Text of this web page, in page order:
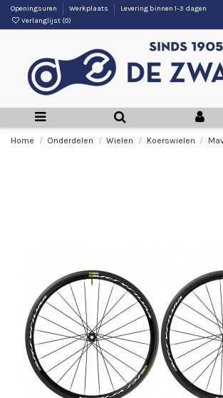
Openingsuren Werkplaats
Levering binnen 1-3 dagen
Verlanglijst (0)
Home Onderdelen Wielen Koerswielen